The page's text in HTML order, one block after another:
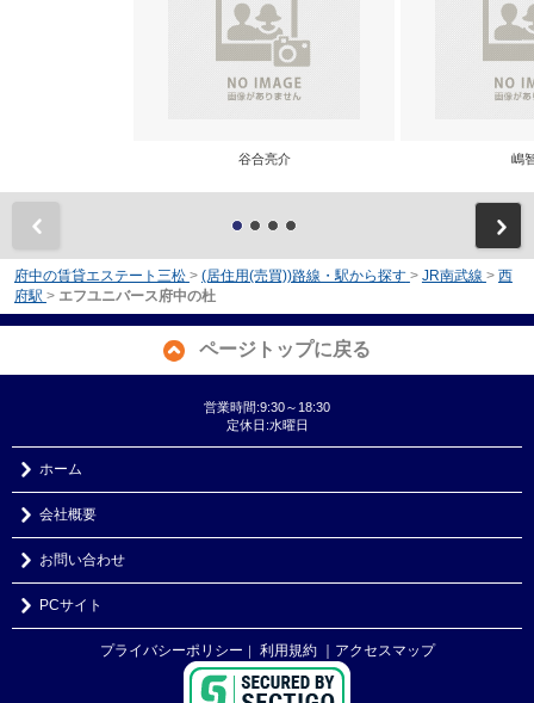
谷合亮介 嶋
府中の賃貸エステート三松 > (居住用(売買))路線・駅から探す > JR南武線 > 西
府駅 > エフユニバース府中の杜
ページトップに戻る
営業時間:9:30～18:30
定休日:水曜日
ホーム
会社概要
お問い合わせ
PCサイト
プライバシーポリシー 利用規約 ｜アクセスマップ